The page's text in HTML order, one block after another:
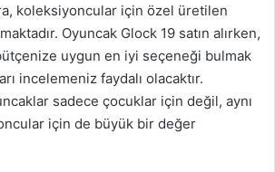
koleksiyoncular için özel üretilen
Oyuncak Glock 19 satın alırken,
uygun en iyi seçeneği bulmak
incelemeniz faydalı olacaktır.
sadece çocuklar için değil, aynı
için de büyük bir değer